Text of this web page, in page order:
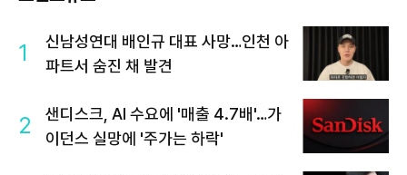
1
신남성연대 배인규 대표 사망…인천 아
파트서 숨진 채 발견
2
샌디스크, AI 수요에 '매출 4.7배'…가
이던스 실망에 '주가는 하락'